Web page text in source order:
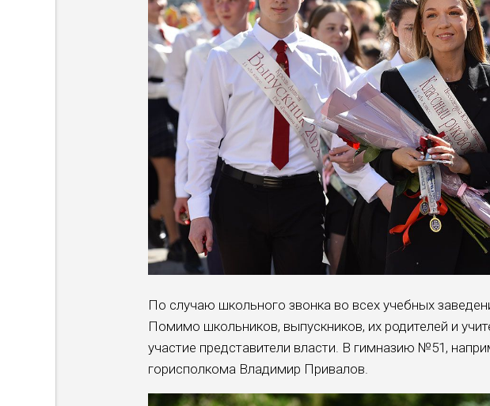
По случаю школьного звонка во всех учебных
Помимо школьников, выпускников, их родителей и
участие представители власти. В гимназию №51,
горисполкома Владимир Привалов.